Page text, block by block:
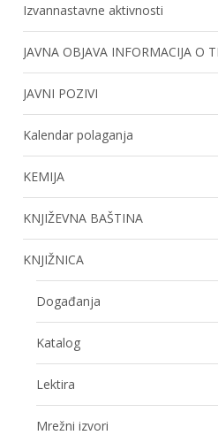
Izvannastavne aktivnosti
JAVNA OBJAVA INFORMACIJA O
JAVNI POZIVI
Kalendar polaganja
KEMIJA
KNJIŽEVNA BAŠTINA
KNJIŽNICA
Događanja
Katalog
Lektira
Mrežni izvori